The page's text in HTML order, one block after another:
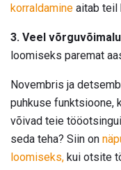
korraldamine aitab teil
3. Veel
loomiseks paremat
Novembris ja
puhkuse funktsioone,
võivad teie
seda teha? Siin on
loomiseks, kui otsite